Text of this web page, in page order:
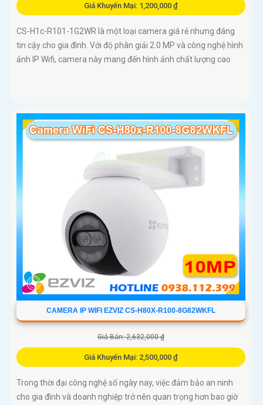
Giá Khuyến Mại: 1,200,000 ₫
CS-H1c-R101-1G2WR là một loại camera giá rẻ nhưng đáng
tin cậy cho gia đình. Với độ phân giải 2.0 MP và công nghệ hình
ảnh IP Wifi, camera này mang đến hình ảnh chất lượng cao
CAMERA IP WIFI EZVIZ CS-H80X-R100-8G82WKFL
Giá Bán: 2,632,000 ₫
Giá Khuyến Mại: 2,500,000 ₫
Trong thời đại công nghệ số ngày nay, việc đảm bảo an ninh
cho gia đình và doanh nghiệp trở nên quan trọng hơn bao giờ